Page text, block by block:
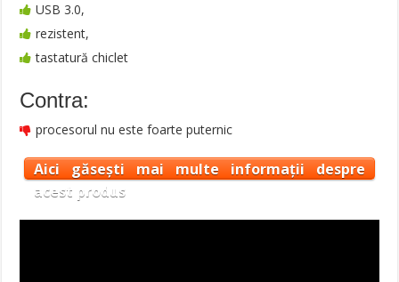
USB 3.0,
rezistent,
tastatură chiclet
Contra:
procesorul nu este foarte puternic
Aici găsești mai multe informații despre
acest produs